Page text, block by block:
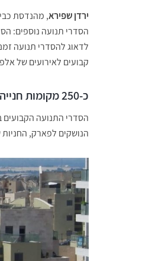
ירדן שפירא
הסדרי תנועה נוספים:
לדאוג להסדרי תנועה
קבועים לאירועים של
כ-250 מקומות חנייה באזור הפארק
הנושקים לפארק,